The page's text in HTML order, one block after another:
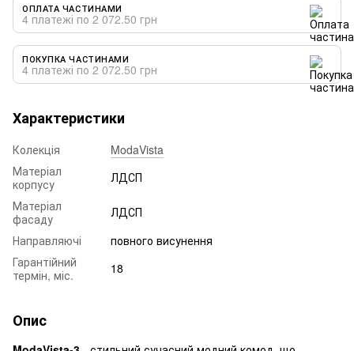
ОПЛАТА ЧАСТИНАМИ
4 платежі по 2 072.50 грн
ПОКУПКА ЧАСТИНАМИ
4 платежі по 2 072.50 грн
Характеристики
Колекція
ModaVista
Матеріал
корпусу
ЛДСП
Матеріал
фасаду
ЛДСП
Направляючі
повного висунення
Гарантійний
термін, міс.
18
Опис